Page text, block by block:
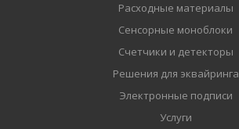
Расходные материалы
Сенсорные моноблоки
Счетчики и детекторы
Решения для эквайринга
Электронные подписи
Услуги